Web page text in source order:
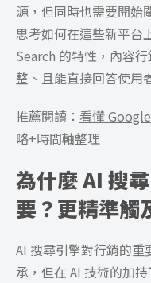
源，但同時也需要開始
思考如何在這些新平台
Search 的特性，內容
整、且能直接回答使用
推薦閱讀： 看懂
略+時間軸整理
為什麼 AI 搜
要？更精準觸
AI 搜尋引擎對行銷的
承，但在 AI 技術的加